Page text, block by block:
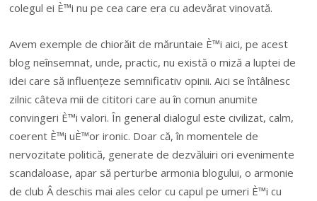
colegul ei È™i nu pe cea care era cu adevărat vinovată.
Avem exemple de chiorăit de măruntaie È™i aici, pe acest
blog neînsemnat, unde, practic, nu există o miză a luptei de
idei care să influențeze semnificativ opinii. Aici se întâlnesc
zilnic câteva mii de cititori care au în comun anumite
convingeri È™i valori. În general dialogul este civilizat, calm,
coerent È™i uÈ™or ironic. Doar că, în momentele de
nervozitate politică, generate de dezvăluiri ori evenimente
scandaloase, apar să perturbe armonia blogului, o armonie
de club Â deschis mai ales celor cu capul pe umeri È™i cu